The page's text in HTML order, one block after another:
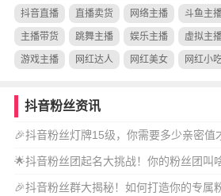
抖音直播 直播卖货 网络主播 斗鱼主
主播带货 跳舞主播 娱乐主播 虚拟主
游戏主播 网红达人 网红美女 网红小
抖音粉丝资讯
🎉抖音粉丝灯牌15级，你需要多少亲密值
🌟抖音粉丝团起名大挑战！你的粉丝团叫
🎉抖音粉丝群大揭秘！如何打造你的专属